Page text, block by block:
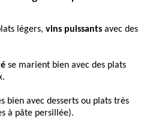
légers, vins puissants avec des
se marient bien avec des plats
bien avec desserts ou plats très
à pâte persillée).